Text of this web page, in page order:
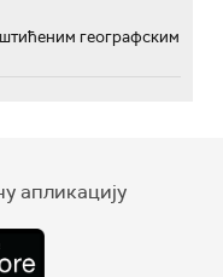
географским
апликацију